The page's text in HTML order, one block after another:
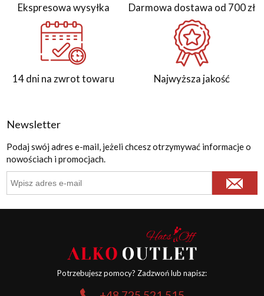
Ekspresowa wysyłka Darmowa dostawa od 700 zł
14 dni na zwrot towaru Najwyższa jakość
Newsletter
Podaj swój adres e-mail, jeżeli chcesz otrzymywać informacje o
nowościach i promocjach.
Potrzebujesz pomocy? Zadzwoń lub napisz: